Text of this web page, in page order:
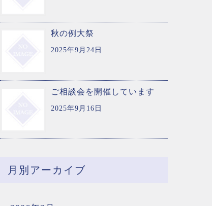
秋の例大祭
2025年9月24日
ご相談会を開催しています
2025年9月16日
月別アーカイブ